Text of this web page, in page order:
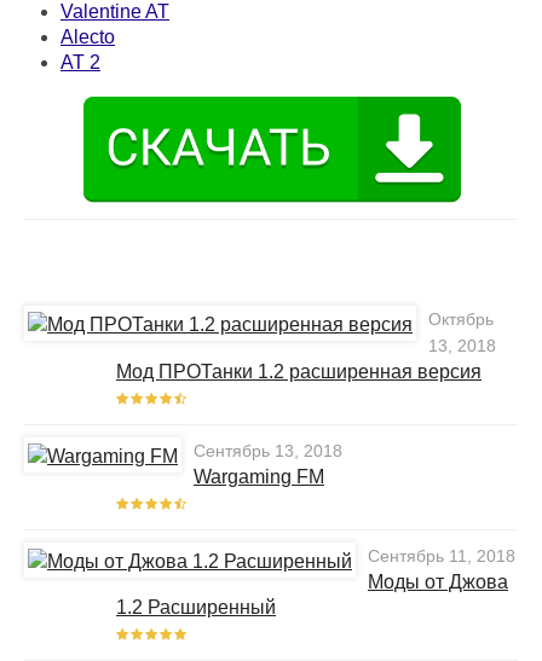
Valentine AT
Alecto
AT 2
Октябрь
13, 2018
Мод ПРОТанки 1.2 расширенная версия
Сентябрь 13, 2018
Wargaming FM
Сентябрь 11, 2018
Моды от Джова
1.2 Расширенный